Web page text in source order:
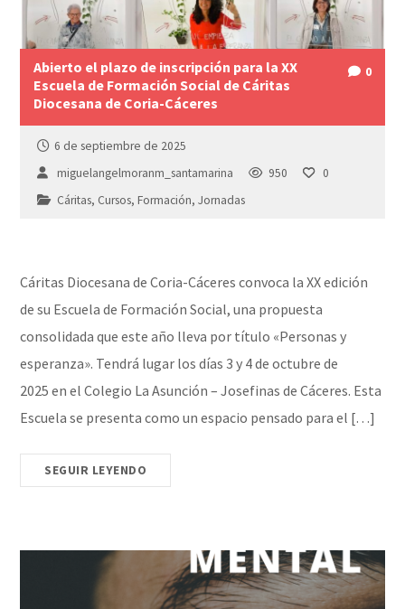
Abierto el plazo de inscripción para la XX
Escuela de Formación Social de Cáritas
Diocesana de Coria-Cáceres
0
6 de septiembre de 2025
miguelangelmoranm_santamarina
950
0
Cáritas, Cursos,Formación,Jornadas
Cáritas Diocesana de Coria-Cáceres convoca la XX edición
de su Escuela de Formación Social, una propuesta
consolidada que este año lleva por título «Personas y
esperanza». Tendrá lugar los días 3 y 4 de octubre de
2025 en el Colegio La Asunción – Josefinas de Cáceres. Esta
Escuela se presenta como un espacio pensado para el […]
SEGUIR LEYENDO